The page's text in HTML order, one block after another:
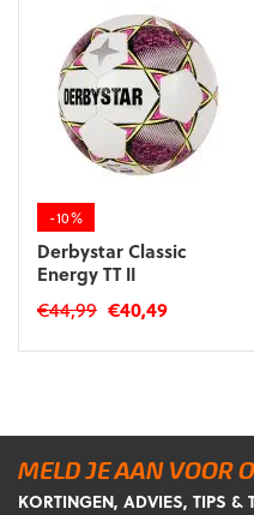
-10%
Derbystar Classic
Energy TT II
€44,99 Oorspronkelijke
€40,49Huidige
MELD JE AAN VOOR
KORTINGEN, ADVIES, TIPS &